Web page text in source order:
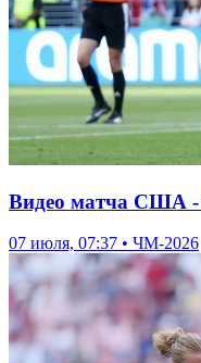
Видео матча США -
07 июля, 07:37 • ЧМ-2026